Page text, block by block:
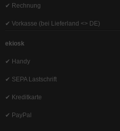
✔ Rechnung
✔ Vorkasse (bei Lieferland <> DE)
ekiosk
✔ Handy
✔ SEPA Lastschrift
✔ Kreditkarte
✔ PayPal